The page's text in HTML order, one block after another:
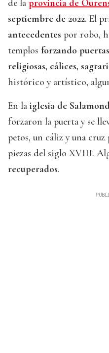
de la provincia de
septiembre de 2022. El
antecedentes por robo,
templos forzando puertas
religiosas, cálices,
histórico y artístico,
En la iglesia de
forzaron la puerta y se
petos, un cáliz y una
piezas del siglo XVIII.
recuperados.